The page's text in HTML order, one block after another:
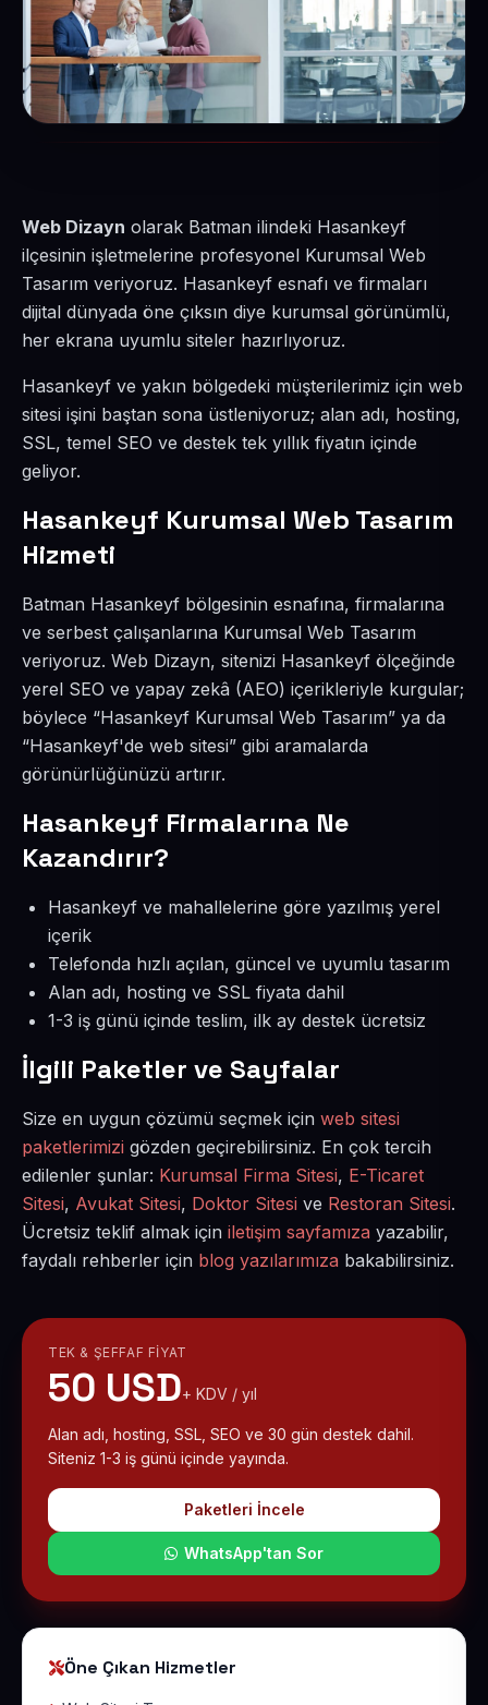
Web Dizayn olarak Batman ilindeki Hasankeyf
ilçesinin işletmelerine profesyonel Kurumsal Web
Tasarım veriyoruz. Hasankeyf esnafı ve firmaları
dijital dünyada öne çıksın diye kurumsal görünümlü,
her ekrana uyumlu siteler hazırlıyoruz.
Hasankeyf ve yakın bölgedeki müşterilerimiz için web
sitesi işini baştan sona üstleniyoruz; alan adı, hosting,
SSL, temel SEO ve destek tek yıllık fiyatın içinde
geliyor.
Hasankeyf Kurumsal Web Tasarım
Hizmeti
Batman Hasankeyf bölgesinin esnafına, firmalarına
ve serbest çalışanlarına Kurumsal Web Tasarım
veriyoruz. Web Dizayn, sitenizi Hasankeyf ölçeğinde
yerel SEO ve yapay zekâ (AEO) içerikleriyle kurgular;
böylece “Hasankeyf Kurumsal Web Tasarım” ya da
“Hasankeyf'de web sitesi” gibi aramalarda
görünürlüğünüzü artırır.
Hasankeyf Firmalarına Ne
Kazandırır?
Hasankeyf ve mahallelerine göre yazılmış yerel
içerik
Telefonda hızlı açılan, güncel ve uyumlu tasarım
Alan adı, hosting ve SSL fiyata dahil
1-3 iş günü içinde teslim, ilk ay destek ücretsiz
İlgili Paketler ve Sayfalar
Size en uygun çözümü seçmek için web sitesi
paketlerimizi gözden geçirebilirsiniz. En çok tercih
edilenler şunlar: Kurumsal Firma Sitesi, E-Ticaret
Sitesi, Avukat Sitesi, Doktor Sitesi ve Restoran Sitesi.
Ücretsiz teklif almak için iletişim sayfamıza yazabilir,
faydalı rehberler için blog yazılarımıza bakabilirsiniz.
TEK & ŞEFFAF FIYAT
50 USD+ KDV / yıl
Alan adı, hosting, SSL, SEO ve 30 gün destek dahil.
Siteniz 1-3 iş günü içinde yayında.
Paketleri İncele
WhatsApp'tan Sor
Öne Çıkan Hizmetler